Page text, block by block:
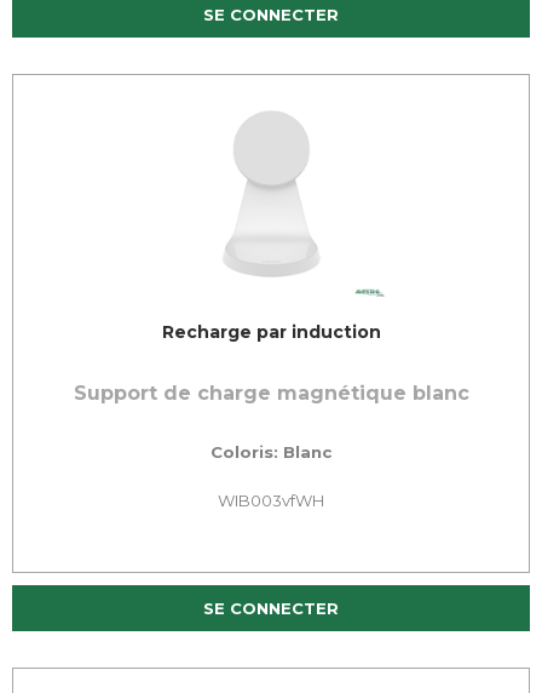
SE CONNECTER
Recharge par induction
Support de charge magnétique blanc
Coloris: Blanc
WIB003vfWH
SE CONNECTER